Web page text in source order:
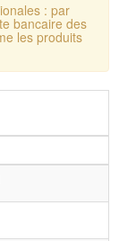
: par
bancaire des
les produits